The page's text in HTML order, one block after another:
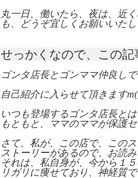
丸一日、働いたら、夜は、近
も、どうぞ宜しくお願いいたし
せっかくなので、この記
ゴンタ店長とゴンママ仲良し
自己紹介に入らせて頂きます
いつも登場するゴンタ店長と
もともと、ママのママが保護
さて、私が、この店で、この
ストーリーがあるので、お読
それは、私自身が、今から１
リガリに痩せており、神経質